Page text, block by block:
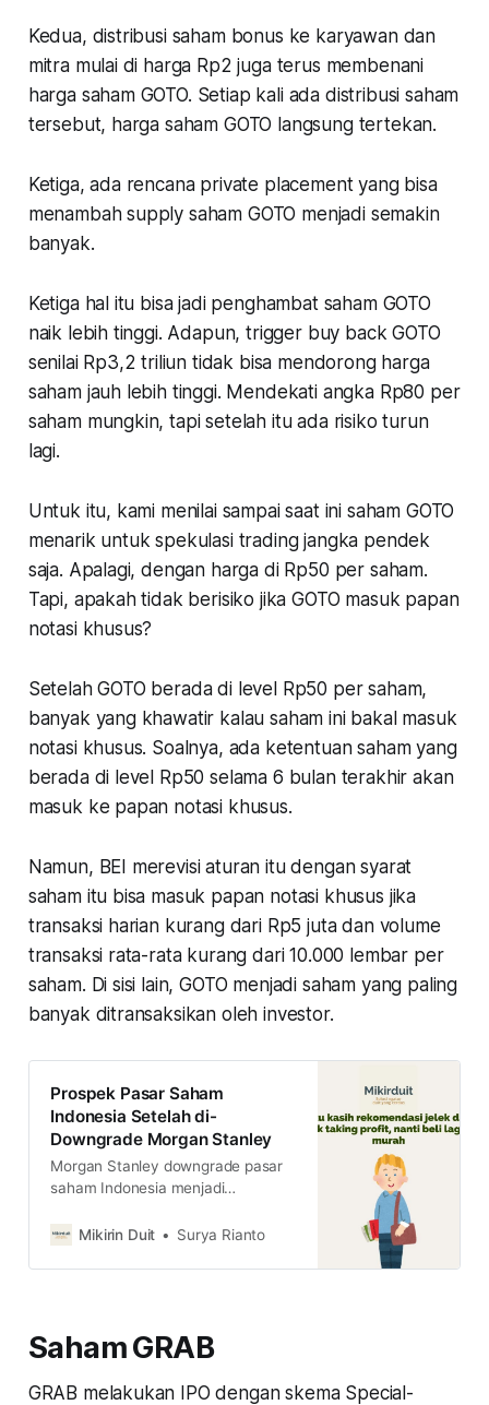
Kedua, distribusi saham bonus ke karyawan dan
mitra mulai di harga Rp2 juga terus membenani
harga saham GOTO. Setiap kali ada distribusi saham
tersebut, harga saham GOTO langsung tertekan.
Ketiga, ada rencana private placement yang bisa
menambah supply saham GOTO menjadi semakin
banyak.
Ketiga hal itu bisa jadi penghambat saham GOTO
naik lebih tinggi. Adapun, trigger buy back GOTO
senilai Rp3,2 triliun tidak bisa mendorong harga
saham jauh lebih tinggi. Mendekati angka Rp80 per
saham mungkin, tapi setelah itu ada risiko turun
lagi.
Untuk itu, kami menilai sampai saat ini saham GOTO
menarik untuk spekulasi trading jangka pendek
saja. Apalagi, dengan harga di Rp50 per saham.
Tapi, apakah tidak berisiko jika GOTO masuk papan
notasi khusus?
Setelah GOTO berada di level Rp50 per saham,
banyak yang khawatir kalau saham ini bakal masuk
notasi khusus. Soalnya, ada ketentuan saham yang
berada di level Rp50 selama 6 bulan terakhir akan
masuk ke papan notasi khusus.
Namun, BEI merevisi aturan itu dengan syarat
saham itu bisa masuk papan notasi khusus jika
transaksi harian kurang dari Rp5 juta dan volume
transaksi rata-rata kurang dari 10.000 lembar per
saham. Di sisi lain, GOTO menjadi saham yang paling
banyak ditransaksikan oleh investor.
Prospek Pasar Saham
Indonesia Setelah di-
Downgrade Morgan Stanley
Morgan Stanley downgrade pasar
saham Indonesia menjadi
yang harus dilakukan investor
di sini.
Mikirin Duit Surya Rianto
Saham GRAB
GRAB melakukan IPO dengan skema Special-